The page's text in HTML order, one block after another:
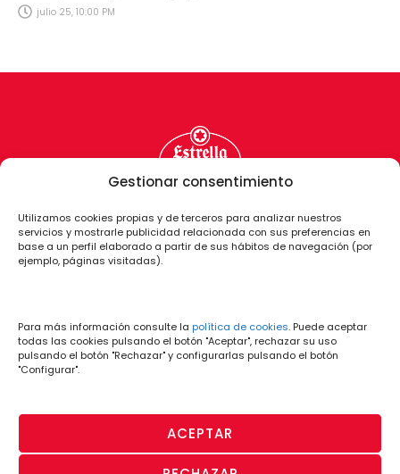
Gestionar consentimiento
Utilizamos cookies propias y de terceros para analizar nuestros
servicios y mostrarle publicidad relacionada con sus preferencias en
base a un perfil elaborado a partir de sus hábitos de navegación (por
ejemplo, páginas visitadas).
Para más información consulte la política de cookies. Puede aceptar
todas las cookies pulsando el botón "Aceptar", rechazar su uso
pulsando el botón "Rechazar" y configurarlas pulsando el botón
"Configurar".
ACEPTAR
julio 25, 10:00 PM